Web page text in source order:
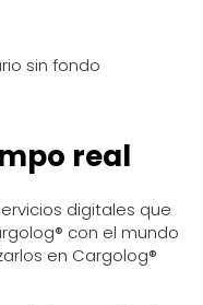
real
digitales que
con el mundo
en Cargolog®